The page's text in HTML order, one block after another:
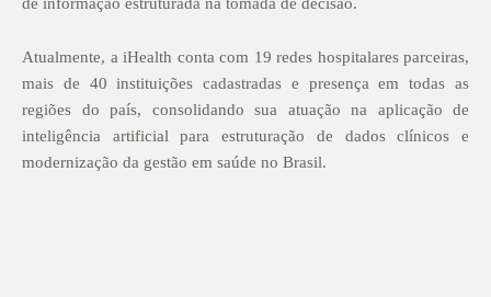
Atualmente, a iHealth conta com 19 redes hospitalares parceiras,
mais de 40 instituições cadastradas e presença em todas as
regiões do país, consolidando sua atuação na aplicação de
inteligência artificial para estruturação de dados clínicos e
modernização da gestão em saúde no Brasil.